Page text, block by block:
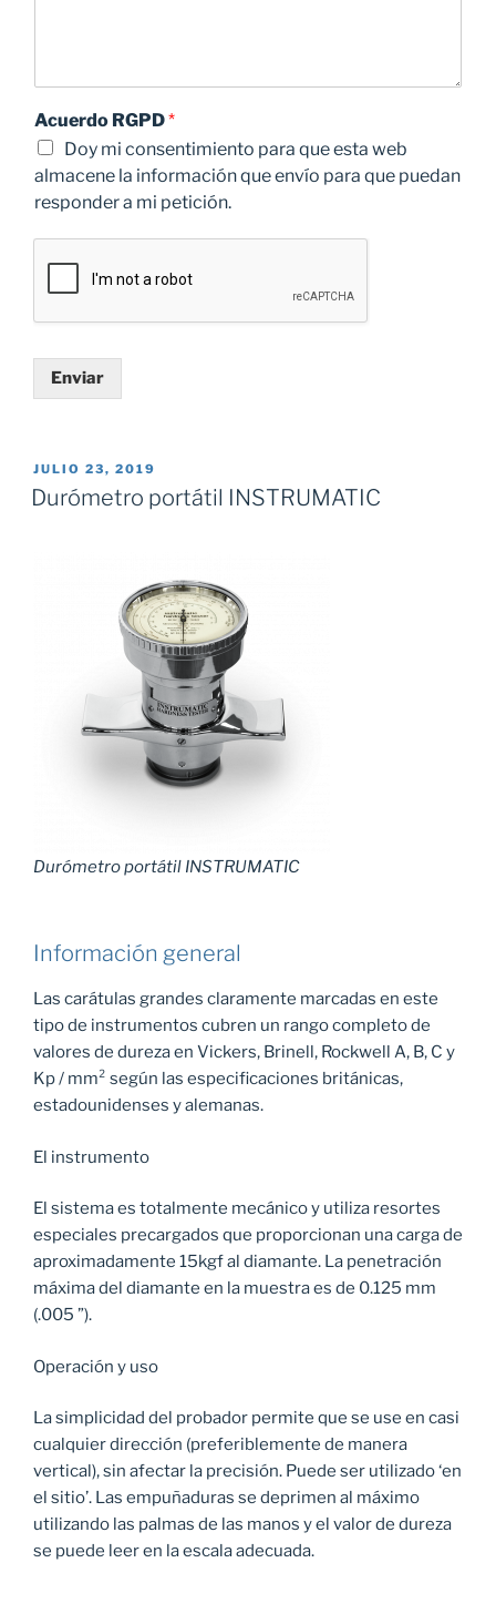
Acuerdo RGPD*
Doy mi consentimiento para que esta web
almacene la información que envío para que puedan
responder a mi petición.
Enviar
PUBLICADO
EL
JULIO 23, 2019
Durómetro portátil INSTRUMATIC
Durómetro portátil INSTRUMATIC
Información general
Las carátulas grandes claramente marcadas en este
tipo de instrumentos cubren un rango completo de
valores de dureza en Vickers, Brinell, Rockwell A, B, C y
Kp / mm² según las especificaciones británicas,
estadounidenses y alemanas.
El instrumento
El sistema es totalmente mecánico y utiliza resortes
especiales precargados que proporcionan una carga de
aproximadamente 15kgf al diamante. La penetración
máxima del diamante en la muestra es de 0.125 mm
(.005 ”).
Operación y uso
La simplicidad del probador permite que se use en casi
cualquier dirección (preferiblemente de manera
vertical), sin afectar la precisión. Puede ser utilizado ‘en
el sitio’. Las empuñaduras se deprimen al máximo
utilizando las palmas de las manos y el valor de dureza
se puede leer en la escala adecuada.